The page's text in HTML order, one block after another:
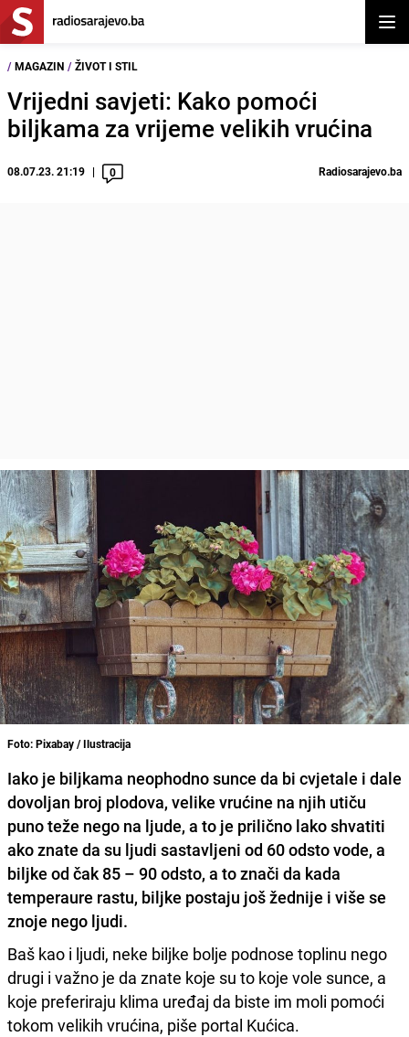
/ MAGAZIN / ŽIVOT I STIL
Vrijedni savjeti: Kako pomoći
biljkama za vrijeme velikih vrućina
08.07.23. 21:19 0 Radiosarajevo.ba
Foto: Pixabay / Ilustracija
Iako je biljkama neophodno sunce da bi cvjetale i dale
dovoljan broj plodova, velike vrućine na njih utiču
puno teže nego na ljude, a to je prilično lako shvatiti
ako znate da su ljudi sastavljeni od 60 odsto vode, a
biljke od čak 85 – 90 odsto, a to znači da kada
temperaure rastu, biljke postaju još žednije i više se
znoje nego ljudi.
Baš kao i ljudi, neke biljke bolje podnose toplinu nego
drugi i važno je da znate koje su to koje vole sunce, a
koje preferiraju klima uređaj da biste im moli pomoći
tokom velikih vrućina, piše portal Kućica.